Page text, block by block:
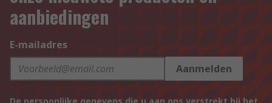
aanbiedingen
E-mailadres
Aanmelden